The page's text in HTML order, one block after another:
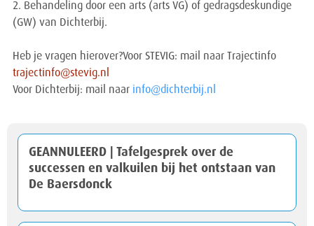
GEANNULEERD | Tafelgesprek over de
successen en valkuilen bij het ontstaan van
De Baersdonck
2. Behandeling door een arts (arts VG) of gedragsdeskundige
(GW) van Dichterbij.
Heb je vragen hierover?Voor STEVIG: mail naar Trajectinfo
trajectinfo@stevig.nl
Voor Dichterbij: mail naar info@dichterbij.nl